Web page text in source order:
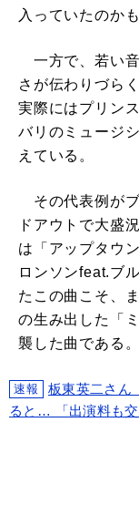
入っていたのか
一方で、若い
さが伝わりづら
実際にはプリン
バリのミュージ
えている。
その代表例が
ドアウトで大盛
は「アップタウ
ロンソンfeat.ブ
たこの曲こそ、
の生み出した「
襲した曲である。
速報
板東英二さん
ると… 「出演料も